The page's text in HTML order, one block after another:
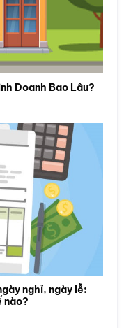
Doanh Bao Lâu?
nghỉ, ngày lễ:
nào?